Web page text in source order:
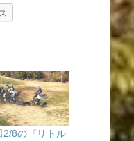
8の『リトル